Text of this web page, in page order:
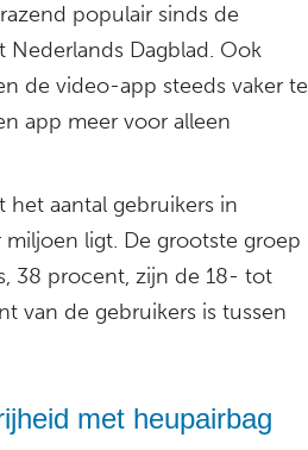
populair sinds de
Dagblad. Ook
de video-app steeds vaker te
app meer voor alleen
aantal gebruikers in
ligt. De grootste groep
38 procent, zijn de 18- tot
van de gebruikers is tussen
met heupairbag